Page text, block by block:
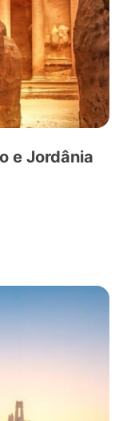
e Jordânia